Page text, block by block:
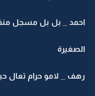
_ بل بل مسجل منفك
_ لامو حرام تعال حياك